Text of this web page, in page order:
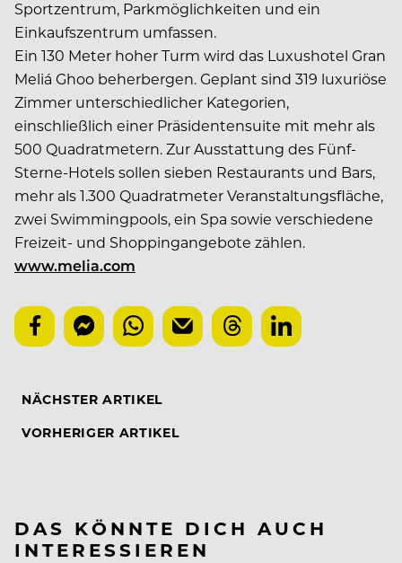
Sportzentrum, Parkmöglichkeiten und ein
Einkaufszentrum umfassen.
Ein 130 Meter hoher Turm wird das Luxushotel Gran
Meliá Ghoo beherbergen. Geplant sind 319 luxuriöse
Zimmer unterschiedlicher Kategorien,
einschließlich einer Präsidentensuite mit mehr als
500 Quadratmetern. Zur Ausstattung des Fünf-
Sterne-Hotels sollen sieben Restaurants und Bars,
mehr als 1.300 Quadratmeter Veranstaltungsfläche,
zwei Swimmingpools, ein Spa sowie verschiedene
Freizeit- und Shoppingangebote zählen.
www.melia.com
NÄCHSTER ARTIKEL
VORHERIGER ARTIKEL
DAS KÖNNTE DICH AUCH
INTERESSIEREN